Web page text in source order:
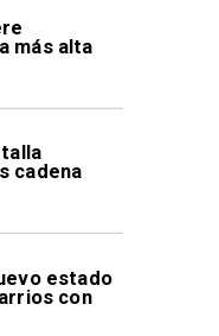
más alta
cadena
estado
con